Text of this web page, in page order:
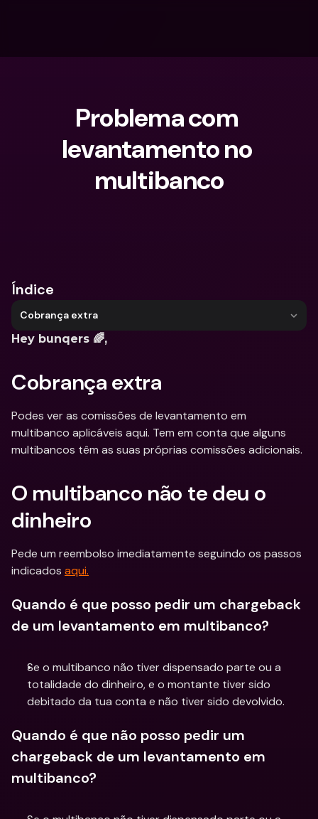
Problema com
levantamento no
multibanco
Índice
Cobrança extra
Hey bunqers 🌈,
Cobrança extra
Podes ver as comissões de levantamento em
multibanco aplicáveis aqui. Tem em conta que alguns
multibancos têm as suas próprias comissões adicionais.
O multibanco não te deu o
dinheiro
Pede um reembolso imediatamente seguindo os passos
indicados aqui.
Quando é que posso pedir um chargeback
de um levantamento em multibanco?
Se o multibanco não tiver dispensado parte ou a
totalidade do dinheiro, e o montante tiver sido
debitado da tua conta e não tiver sido devolvido.
Quando é que não posso pedir um
chargeback de um levantamento em
multibanco?